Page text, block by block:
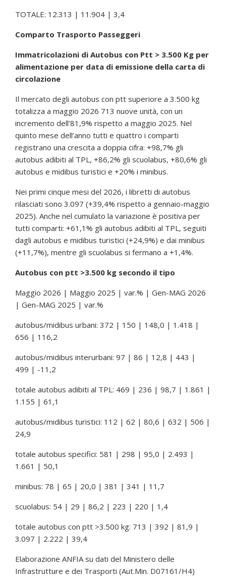
TOTALE: 12.313 | 11.904 | 3,4
Comparto Trasporto Passeggeri
Immatricolazioni di Autobus con Ptt > 3.500 Kg per
alimentazione per data di emissione della carta di
circolazione
Il mercato degli autobus con ptt superiore a 3.500 kg
totalizza a maggio 2026 713 nuove unità, con un
incremento dell’81,9% rispetto a maggio 2025. Nel
quinto mese dell’anno tutti e quattro i comparti
registrano una crescita a doppia cifra: +98,7% gli
autobus adibiti al TPL, +86,2% gli scuolabus, +80,6% gli
autobus e midibus turistici e +20% i minibus.
Nei primi cinque mesi del 2026, i libretti di autobus
rilasciati sono 3.097 (+39,4% rispetto a gennaio-maggio
2025). Anche nel cumulato la variazione è positiva per
tutti comparti: +61,1% gli autobus adibiti al TPL, seguiti
dagli autobus e midibus turistici (+24,9%) e dai minibus
(+11,7%), mentre gli scuolabus si fermano a +1,4%.
Autobus con ptt >3.500 kg secondo il tipo
Maggio 2026 | Maggio 2025 | var.% | Gen-MAG 2026
| Gen-MAG 2025 | var.%
autobus/midibus urbani: 372 | 150 | 148,0 | 1.418 |
656 | 116,2
autobus/midibus interurbani: 97 | 86 | 12,8 | 443 |
499 | -11,2
totale autobus adibiti al TPL: 469 | 236 | 98,7 | 1.861 |
1.155 | 61,1
autobus/midibus turistici: 112 | 62 | 80,6 | 632 | 506 |
24,9
totale autobus specifici: 581 | 298 | 95,0 | 2.493 |
1.661 | 50,1
minibus: 78 | 65 | 20,0 | 381 | 341 | 11,7
scuolabus: 54 | 29 | 86,2 | 223 | 220 | 1,4
totale autobus con ptt >3.500 kg: 713 | 392 | 81,9 |
3.097 | 2.222 | 39,4
Elaborazione ANFIA su dati del Ministero delle
Infrastrutture e dei Trasporti (Aut.Min. D07161/H4)